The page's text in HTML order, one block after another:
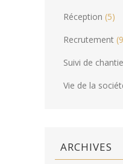
Réception (5)
Recrutement
Suivi de
Vie de la
ARCHIVES